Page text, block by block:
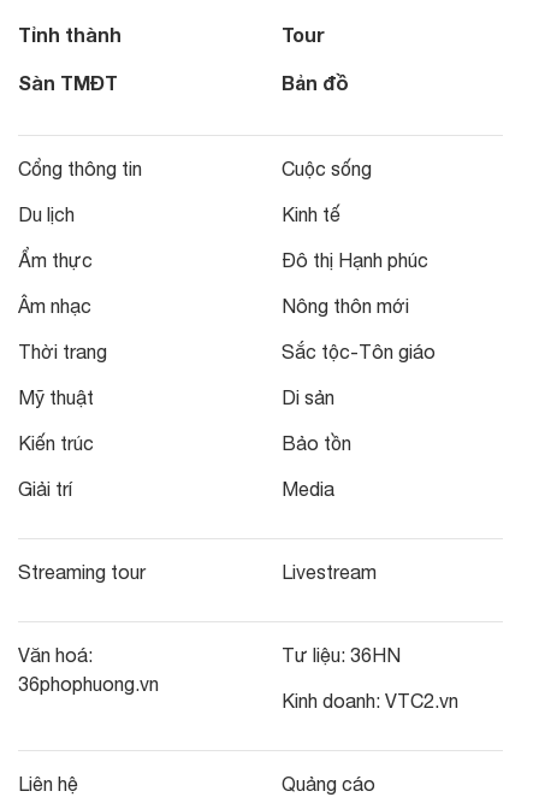
Tỉnh thành
Sàn TMĐT
Tour
Bản đồ
Cổng thông tin
Du lịch
Ẩm thực
Âm nhạc
Thời trang
Mỹ thuật
Kiến trúc
Giải trí
Cuộc sống
Kinh tế
Đô thị Hạnh phúc
Nông thôn mới
Sắc tộc-Tôn giáo
Di sản
Bảo tồn
Media
Streaming tour Livestream
Văn hoá:
36phophuong.vn
Tư liệu: 36HN
Kinh doanh: VTC2.vn
Liên hệ Quảng cáo